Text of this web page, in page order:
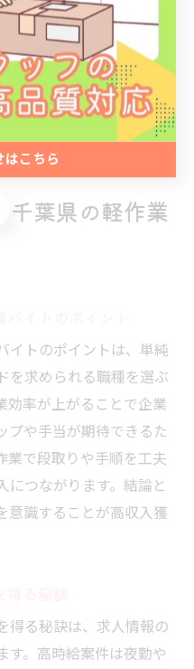
です。さらに、口コミサ
で、見落としがちな職場
は、自分の希望条件を明
することが、納得のいく
千葉県の軽作業
イトのポイントは、単純
を求められる職種を選ぶ
効率が上がることで企業
プや手当が期待できるた
業で段取りや手順を工夫
につながります。結論と
意識することが高収入獲
得る秘訣は、求人情報の
す。高時給案件は夜勤や
こちら